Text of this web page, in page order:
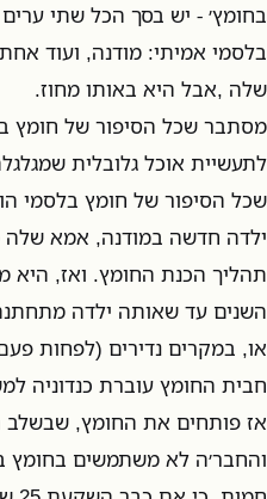
בחומץ׳ - יש בסך הכל שתי
בלסמי אמיתי: מודנה, ועוד
שלה ,אבל היא באותו מחוז.
מסתבר שכל הסיפור של חומץ
לתעשיית אוכל גלובלית
שכל הסיפור של חומץ בלסמי
ילדה חדשה במודנה, אמא
תהליך הכנת החומץ. ואז, היא
חבית החומץ עוברת כנדוניה
אז פותחים את החומץ, שבשלב
והחבר׳ה לא משתמשים בחומץ